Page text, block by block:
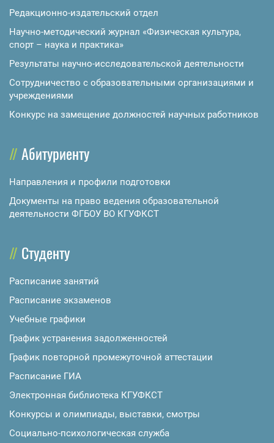
Редакционно-издательский отдел
Научно-методический журнал «Физическая культура,
спорт – наука и практика»
Результаты научно-исследовательской деятельности
Сотрудничество с образовательными организациями и
учреждениями
Конкурс на замещение должностей научных работников
Абитуриенту
Направления и профили подготовки
Документы на право ведения образовательной
деятельности ФГБОУ ВО КГУФКСТ
Студенту
Расписание занятий
Расписание экзаменов
Учебные графики
График устранения задолженностей
График повторной промежуточной аттестации
Расписание ГИА
Электронная библиотека КГУФКСТ
Конкурсы и олимпиады, выставки, смотры
Социально-психологическая служба